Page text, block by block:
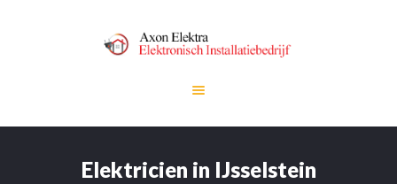
Elektricien in IJsselstein
DIENSTEN